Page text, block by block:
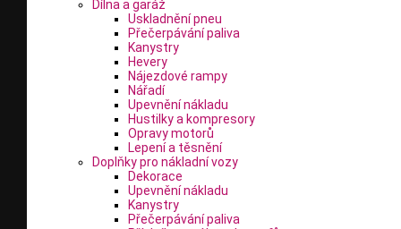
Dílna a garáž
Uskladnění pneu
Přečerpávání paliva
Kanystry
Hevery
Nájezdové rampy
Nářadí
Upevnění nákladu
Hustilky a kompresory
Opravy motorů
Lepení a těsnění
Doplňky pro nákladní vozy
Dekorace
Upevnění nákladu
Kanystry
Přečerpávání paliva